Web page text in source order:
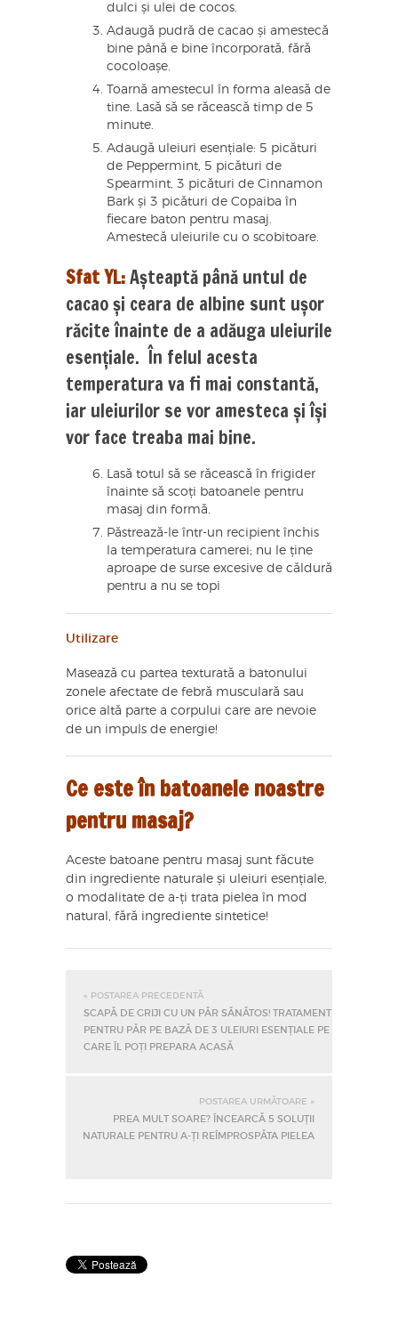
dulci și ulei de cocos.
Adaugă pudră de cacao și amestecă
bine până e bine încorporată, fără
cocoloașe.
Toarnă amestecul în forma aleasă de
tine. Lasă să se răcească timp de 5
minute.
Adaugă uleiuri esențiale: 5 picături
de Peppermint, 5 picături de
Spearmint, 3 picături de Cinnamon
Bark și 3 picături de Copaiba în
fiecare baton pentru masaj.
Amestecă uleiurile cu o scobitoare.
Sfat YL:Așteaptă până untul de
cacao și ceara de albine sunt ușor
răcite înainte de a adăuga uleiurile
esențiale. În felul acesta
temperatura va fi mai constantă,
iar uleiurilor se vor amesteca și își
vor face treaba mai bine.
Lasă totul să se răcească în frigider
înainte să scoți batoanele pentru
masaj din formă.
Păstrează-le într-un recipient închis
la temperatura camerei; nu le ține
aproape de surse excesive de căldură
pentru a nu se topi
Utilizare
Masează cu partea texturată a batonului
zonele afectate de febră musculară sau
orice altă parte a corpului care are nevoie
de un impuls de energie!
Ce este în batoanele noastre
pentru masaj?
Aceste batoane pentru masaj sunt făcute
din ingrediente naturale și uleiuri esențiale,
o modalitate de a-ți trata pielea în mod
natural, fără ingrediente sintetice!
« POSTAREA PRECEDENTĂ
SCAPĂ DE GRIJI CU UN PĂR SĂNĂTOS! TRATAMENT
PENTRU PĂR PE BAZĂ DE 3 ULEIURI ESENȚIALE PE
CARE ÎL POȚI PREPARA ACASĂ
POSTAREA URMĂTOARE »
PREA MULT SOARE? ÎNCEARCĂ 5 SOLUȚII
NATURALE PENTRU A-ȚI REÎMPROSPĂTA PIELEA